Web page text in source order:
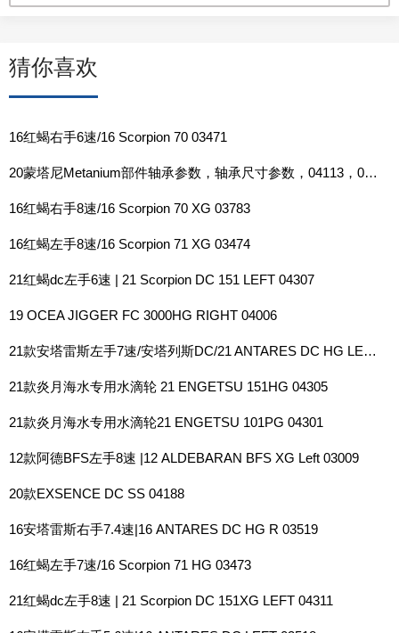
猜你喜欢
16红蝎右手6速/16 Scorpion 70 03471
20蒙塔尼Metanium部件轴承参数，轴承尺寸参数，04113，04115，04117
16红蝎右手8速/16 Scorpion 70 XG 03783
16红蝎左手8速/16 Scorpion 71 XG 03474
21红蝎dc左手6速 | 21 Scorpion DC 151 LEFT 04307
19 OCEA JIGGER FC 3000HG RIGHT 04006
21款安塔雷斯左手7速/安塔列斯DC/21 ANTARES DC HG LEFT 04263
21款炎月海水专用水滴轮 21 ENGETSU 151HG 04305
21款炎月海水专用水滴轮21 ENGETSU 101PG 04301
12款阿德BFS左手8速 |12 ALDEBARAN BFS XG Left 03009
20款EXSENCE DC SS 04188
16安塔雷斯右手7.4速|16 ANTARES DC HG R 03519
16红蝎左手7速/16 Scorpion 71 HG 03473
21红蝎dc左手8速 | 21 Scorpion DC 151XG LEFT 04311